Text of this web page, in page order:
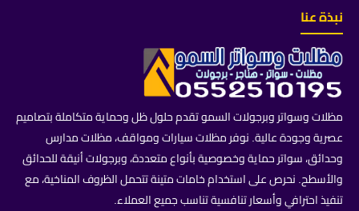
نبذة عنا
مظلات وسواتر وبرجولات السمو تقدم حلول ظل وحماية متكاملة بتصاميم
عصرية وجودة عالية. نوفر مظلات سيارات ومواقف، مظلات مدارس
وحدائق، سواتر حماية وخصوصية بأنواع متعددة، وبرجولات أنيقة للحدائق
والأسطح. نحرص على استخدام خامات متينة تتحمل الظروف المناخية، مع
تنفيذ احترافي وأسعار تنافسية تناسب جميع العملاء.